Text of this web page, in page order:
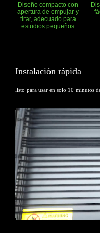
Diseño compacto con
aperturade empujar y
tirar, adecuado para
estudios pequeños
Instalación rápida
listo para usar en solo 10 minutos